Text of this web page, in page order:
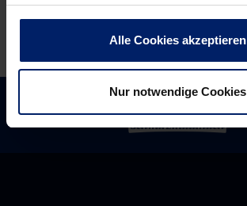
Alle Cookies akzeptieren
Nur notwendige Cookies